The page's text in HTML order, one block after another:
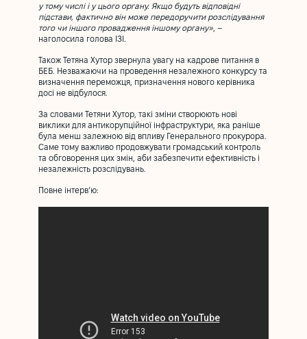
у тому числі і у цього органу. Якщо будуть відповідні
підстави, фактично він може передоручити розслідування
того чи іншого провадження іншому органу» , –
наголосила голова ІЗІ.
Також Тетяна Хутор звернула увагу на кадрове питання в
БЕБ. Незважаючи на проведення незалежного конкурсу та
визначення переможця, призначення нового керівника
досі не відбулося.
За словами Тетяни Хутор, такі зміни створюють нові
виклики для антикорупційної інфраструктури, яка раніше
була менш залежною від впливу Генерального прокурора.
Саме тому важливо продовжувати громадський контроль
та обговорення цих змін, аби забезпечити ефективність і
незалежність розслідувань.
Повне інтервʼю: